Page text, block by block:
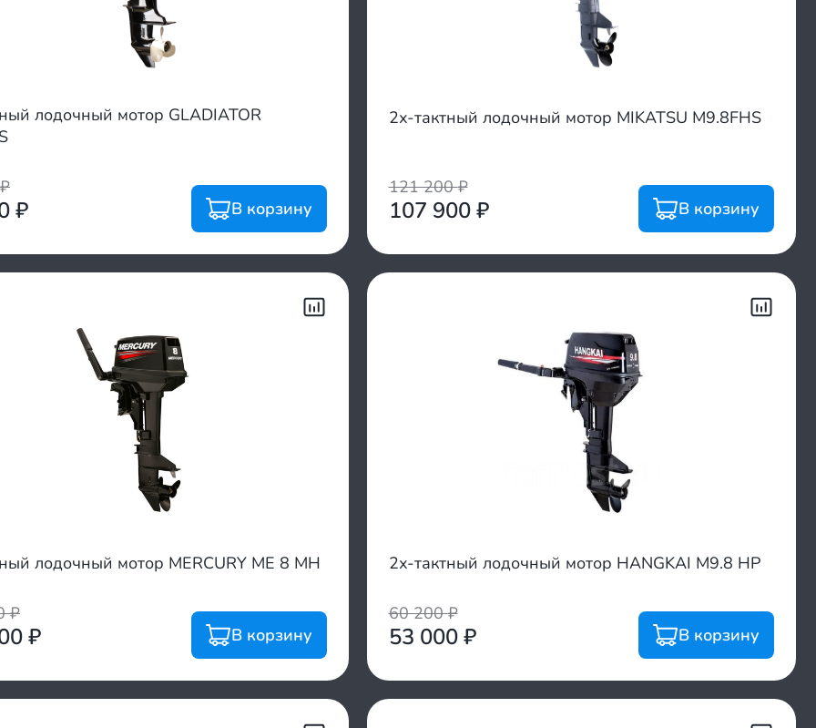
лодочный мотор GLADIATOR
₽
₽ В корзину
2х-тактный лодочный мотор MIKATSU M9.8FHS
121 200₽
107 900₽ В корзину
лодочный мотор MERCURY ME 8 MH
₽
₽ В корзину
2х-тактный лодочный мотор HANGKAI M9.8 HP
60 200₽
53 000₽ В корзину